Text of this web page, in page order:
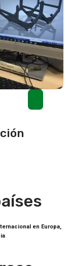
en Europa,